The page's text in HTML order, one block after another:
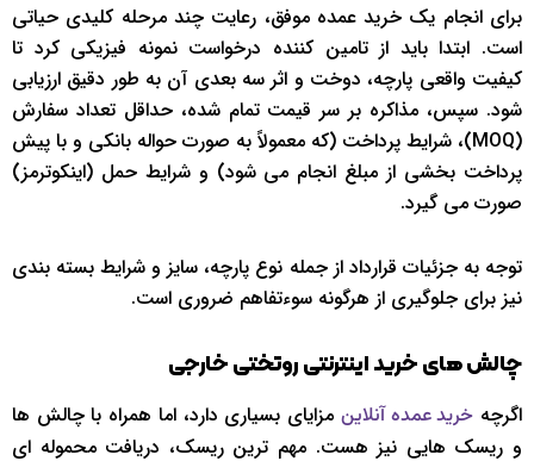
برای انجام یک خرید عمده موفق، رعایت چند مرحله کلیدی حیاتی
است. ابتدا باید از تامین کننده درخواست نمونه فیزیکی کرد تا
کیفیت واقعی پارچه، دوخت و اثر سه بعدی آن به طور دقیق ارزیابی
شود. سپس، مذاکره بر سر قیمت تمام شده، حداقل تعداد سفارش
(MOQ)، شرایط پرداخت (که معمولاً به صورت حواله بانکی و با پیش
پرداخت بخشی از مبلغ انجام می شود) و شرایط حمل (اینکوترمز)
صورت می گیرد.
توجه به جزئیات قرارداد از جمله نوع پارچه، سایز و شرایط بسته بندی
نیز برای جلوگیری از هرگونه سوءتفاهم ضروری است.
چالش های خرید اینترنتی روتختی خارجی
اگرچه خرید عمده آنلاین مزایای بسیاری دارد، اما همراه با چالش ها
و ریسک هایی نیز هست. مهم ترین ریسک، دریافت محموله ای